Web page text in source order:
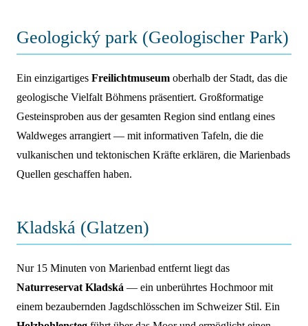
Geologický park (Geologischer Park)
Ein einzigartiges Freilichtmuseum oberhalb der Stadt, das die
geologische Vielfalt Böhmens präsentiert. Großformatige
Gesteinsproben aus der gesamten Region sind entlang eines
Waldweges arrangiert — mit informativen Tafeln, die die
vulkanischen und tektonischen Kräfte erklären, die Marienbads
Quellen geschaffen haben.
Kladská (Glatzen)
Nur 15 Minuten von Marienbad entfernt liegt das
Naturreservat Kladská — ein unberührtes Hochmoor mit
einem bezaubernden Jagdschlösschen im Schweizer Stil. Ein